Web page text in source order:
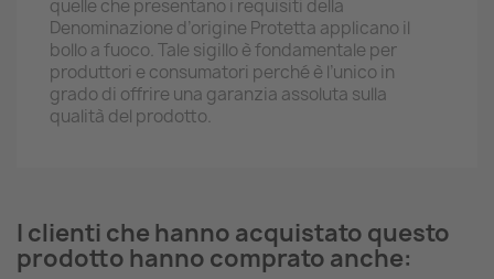
quelle che presentano i requisiti della
Denominazione d’origine Protetta applicano il
bollo a fuoco. Tale sigillo è fondamentale per
produttori e consumatori perché è l’unico in
grado di offrire una garanzia assoluta sulla
qualità del prodotto.
I clienti che hanno acquistato questo
prodotto hanno comprato anche: